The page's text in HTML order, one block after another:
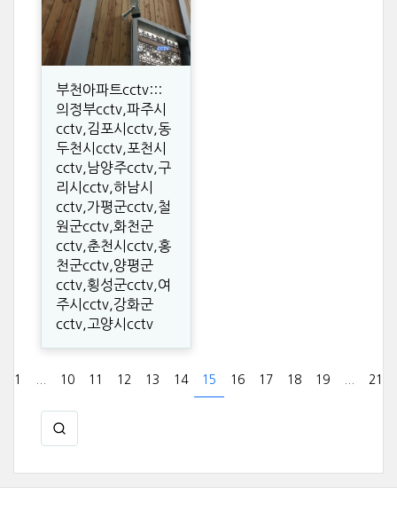
부천아파트cctv:::
의정부cctv,파주시
cctv,김포시cctv,동
두천시cctv,포천시
cctv,남양주cctv,구
리시cctv,하남시
cctv,가평군cctv,철
원군cctv,화천군
cctv,춘천시cctv,홍
천군cctv,양평군
cctv,횡성군cctv,여
주시cctv,강화군
cctv,고양시cctv
1 10 11 12 13 14 15 16 17 18 19 21